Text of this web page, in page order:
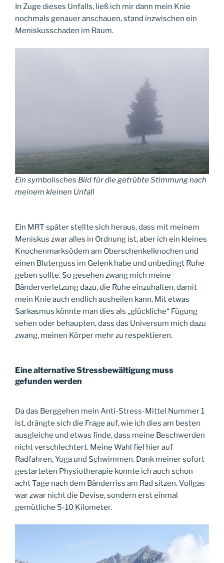
In Zuge dieses Unfalls, ließ ich mir dann mein Knie
nochmals genauer anschauen, stand inzwischen ein
Meniskusschaden im Raum.
Ein symbolisches Bild für die getrübte Stimmung nach
meinem kleinen Unfall
Ein MRT später stellte sich heraus, dass mit meinem
Meniskus zwar alles in Ordnung ist, aber ich ein kleines
Knochenmarksödem am Oberschenkelknochen und
einen Bluterguss im Gelenk habe und unbedingt Ruhe
geben sollte. So gesehen zwang mich meine
Bänderverletzung dazu, die Ruhe einzuhalten, damit
mein Knie auch endlich ausheilen kann. Mit etwas
Sarkasmus könnte man dies als „glückliche“ Fügung
sehen oder behaupten, dass das Universum mich dazu
zwang, meinen Körper mehr zu respektieren.
Eine alternative Stressbewältigung muss
gefunden werden
Da das Berggehen mein Anti-Stress-Mittel Nummer 1
ist, drängte sich die Frage auf, wie ich dies am besten
ausgleiche und etwas finde, dass meine Beschwerden
nicht verschlechtert. Meine Wahl fiel hier auf
Radfahren, Yoga und Schwimmen. Dank meiner sofort
gestarteten Physiotherapie konnte ich auch schon
acht Tage nach dem Bänderriss am Rad sitzen. Vollgas
war zwar nicht die Devise, sondern erst einmal
gemütliche 5-10 Kilometer.